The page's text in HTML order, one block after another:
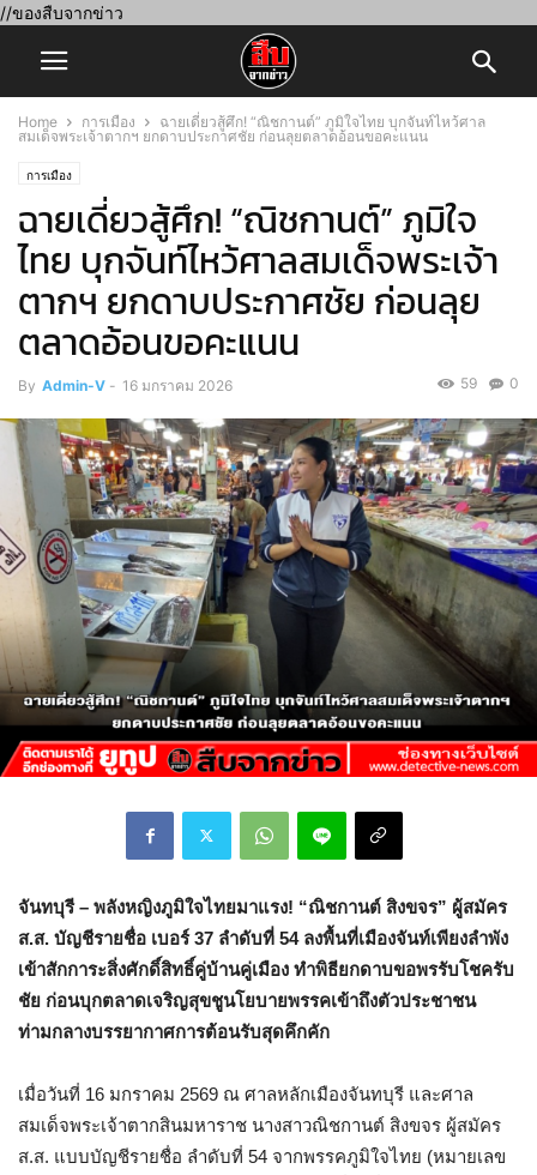
//ของสืบจากข่าว
Home การเมือง
ฉายเดี่ยวสู้ศึก! “ณิชกานต์” ภูมิใจไทย บุกจันท์ไหว้ศาล
สมเด็จพระเจ้าตากฯ ยกดาบประกาศชัย ก่อนลุยตลาดอ้อนขอคะแนน
การเมือง
ฉายเดี่ยวสู้ศึก! “ณิชกานต์” ภูมิใจ
ไทย บุกจันท์ไหว้ศาลสมเด็จพระเจ้า
ตากฯ ยกดาบประกาศชัย ก่อนลุย
ตลาดอ้อนขอคะแนน
By Admin-V - 16 มกราคม 2026 0
59
จันทบุรี – พลังหญิงภูมิใจไทยมาแรง! “ณิชกานต์ สิงขจร” ผู้สมัคร
ส.ส. บัญชีรายชื่อ เบอร์ 37 ลำดับที่ 54 ลงพื้นที่เมืองจันท์เพียงลำพัง
เข้าสักการะสิ่งศักดิ์สิทธิ์คู่บ้านคู่เมือง ทำพิธียกดาบขอพรรับโชครับ
ชัย ก่อนบุกตลาดเจริญสุขชูนโยบายพรรคเข้าถึงตัวประชาชน
ท่ามกลางบรรยากาศการต้อนรับสุดคึกคัก
เมื่อวันที่ 16 มกราคม 2569 ณ ศาลหลักเมืองจันทบุรี และศาล
สมเด็จพระเจ้าตากสินมหาราช นางสาวณิชกานต์ สิงขจร ผู้สมัคร
ส.ส. แบบบัญชีรายชื่อ ลำดับที่ 54 จากพรรคภูมิใจไทย (หมายเลข